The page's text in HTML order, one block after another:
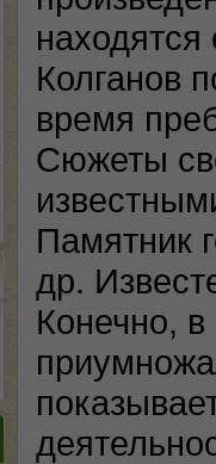
Колганов
время
Сюжеты
Памятник
др.
Конечно,